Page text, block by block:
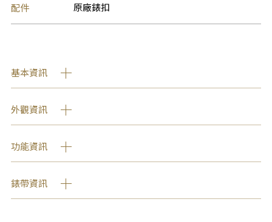
配件 原廠錶扣
基本資訊
外觀資訊
功能資訊
錶帶資訊